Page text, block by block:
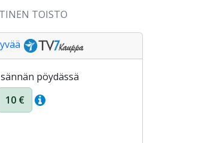
TOISTO
pöydässä
10 €